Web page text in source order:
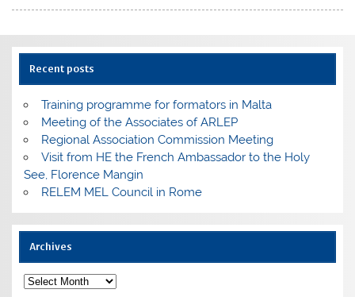
Recent posts
Training programme for formators in Malta
Meeting of the Associates of ARLEP
Regional Association Commission Meeting
Visit from HE the French Ambassador to the Holy
See, Florence Mangin
RELEM MEL Council in Rome
Archives
Archives